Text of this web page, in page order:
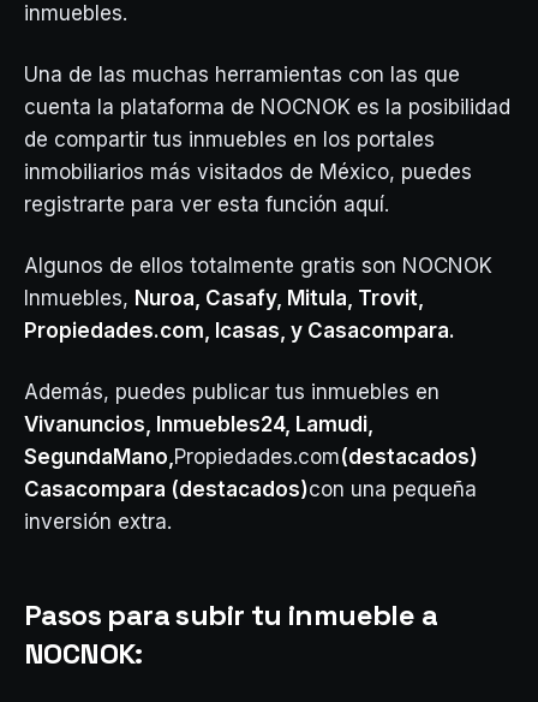
inmuebles.
Una de las muchas herramientas con las que
cuenta la plataforma de NOCNOK es la posibilidad
de compartir tus inmuebles en los portales
inmobiliarios más visitados de México, puedes
registrarte para ver esta función aquí.
Algunos de ellos totalmente gratis son NOCNOK
Inmuebles, Nuroa, Casafy, Mitula, Trovit,
Propiedades.com, Icasas, y Casacompara.
Además, puedes publicar tus inmuebles en
Vivanuncios, Inmuebles24, Lamudi,
SegundaMano,Propiedades.com(destacados)
Casacompara (destacados)con una pequeña
inversión extra.
Pasos para subir tu inmueble a
NOCNOK: